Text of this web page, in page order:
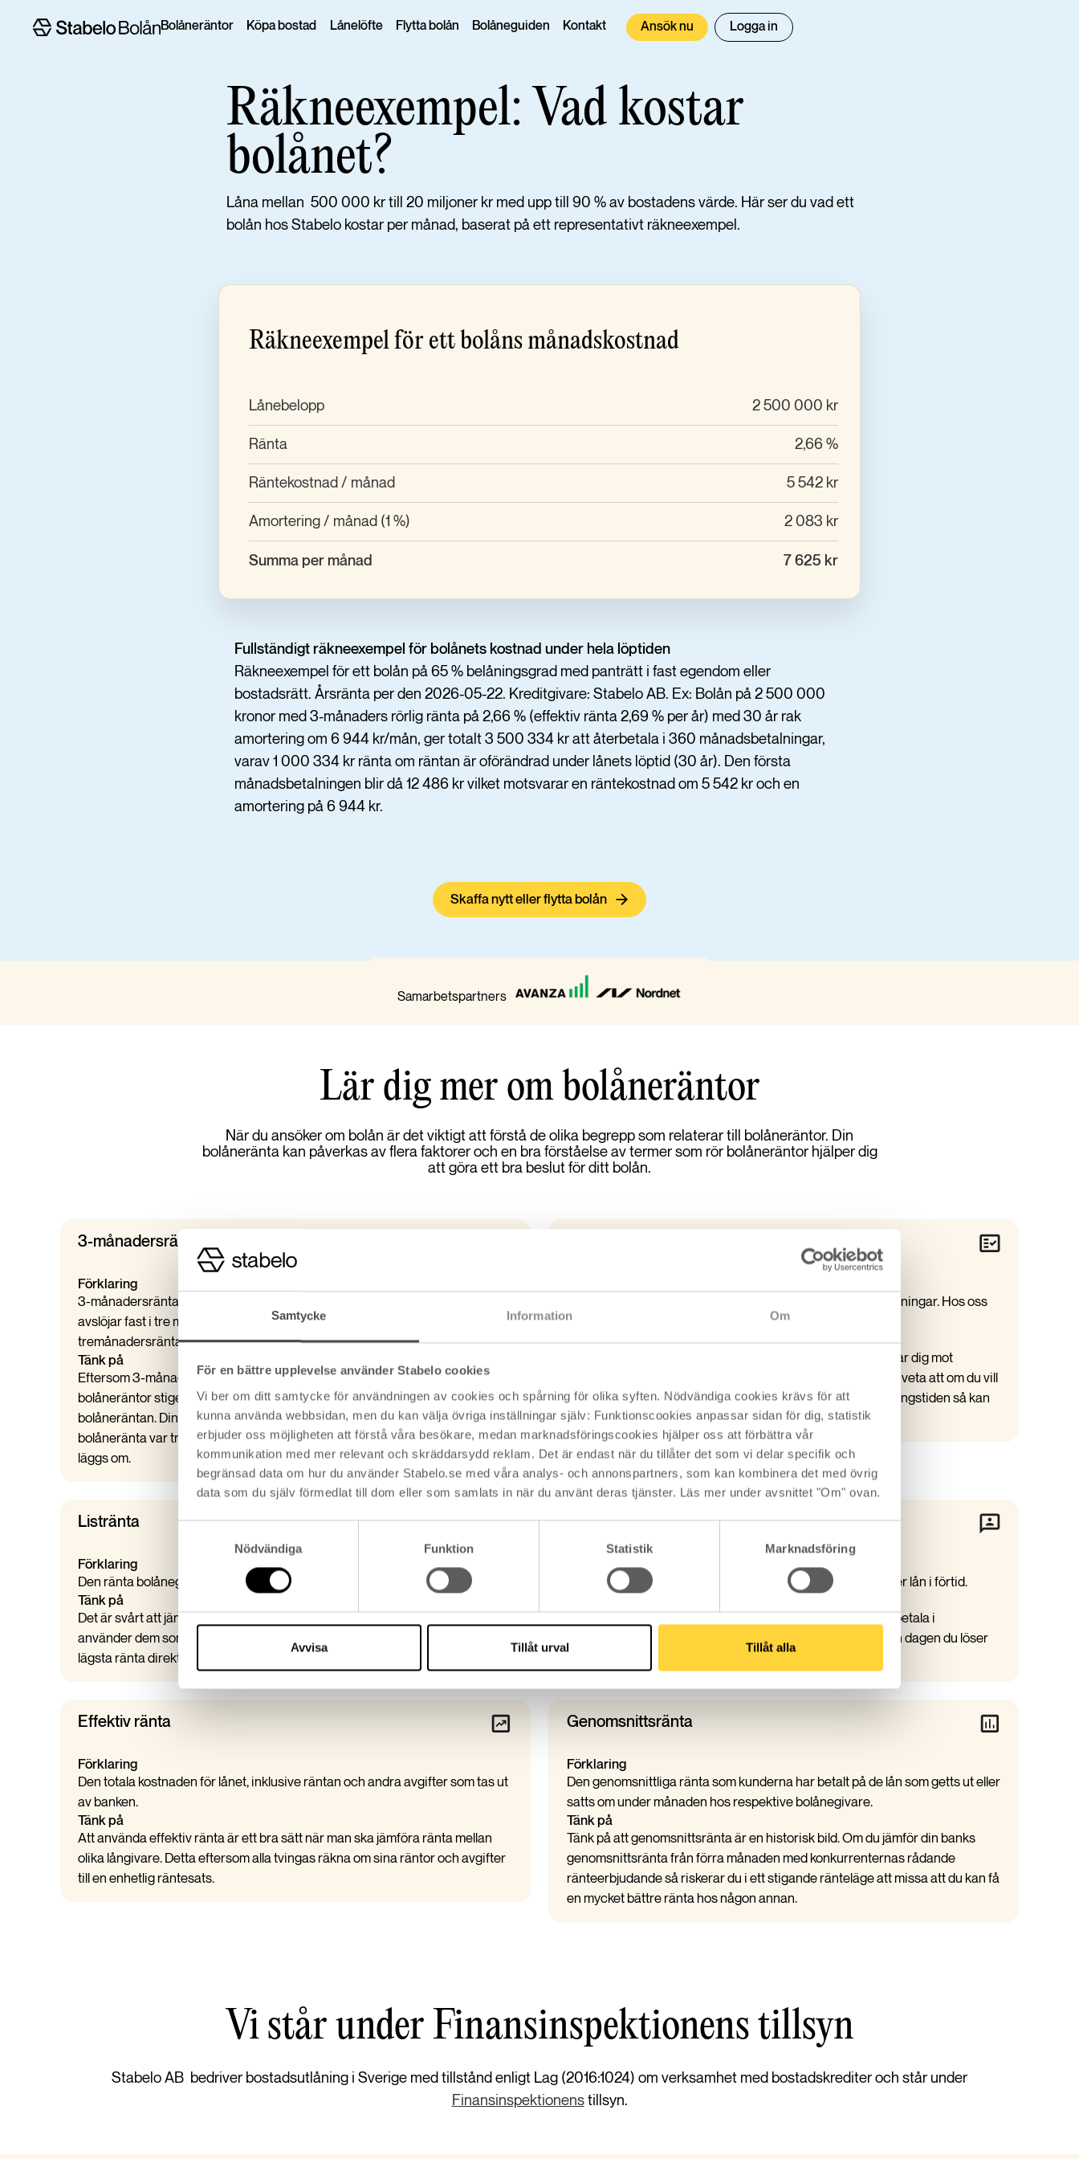
Samtycke Information Om
För en bättre upplevelse använder Stabelo cookies
Vi ber om ditt samtycke för användningen av cookies och spårning för olika syften. Nödvändiga cookies krävs för att
kunna använda webbsidan, men du kan välja övriga inställningar själv: Funktionscookies anpassar sidan för dig, statistik
erbjuder oss möjligheten att förstå våra besökare, medan marknadsföringscookies hjälper oss att förbättra vår
kommunikation med mer relevant och skräddarsydd reklam. Det är endast när du tillåter det som vi delar specifik och
begränsad data om hur du använder Stabelo.se med våra analys- och annonspartners, som kan kombinera det med övrig
data som du själv förmedlat till dom eller som samlats in när du använt deras tjänster. Läs mer under avsnittet "Om" ovan.
Nödvändiga
Funktion Statistik Marknadsföring
Avvisa Tillåt urval Tillåt alla
Bolåneräntor Köpa bostad Lånelöfte Flytta bolån Bolåneguiden Kontakt Ansök nu Logga in
Räkneexempel: Vad kostar
bolånet?
Låna mellan 500 000 kr till 20 miljoner kr med upp till 90 % av bostadens värde. Här ser du vad ett
bolån hos Stabelo kostar per månad, baserat på ett representativt räkneexempel.
Räkneexempel för ett bolåns månadskostnad
Lånebelopp 2 500 000 kr
Ränta 2,66 %
Räntekostnad / månad 5 542 kr
Amortering / månad (1 %) 2 083 kr
Summa per månad 7 625 kr
Fullständigt räkneexempel för bolånets kostnad under hela löptiden
Räkneexempel för ett bolån på 65 % belåningsgrad med panträtt i fast egendom eller
bostadsrätt. Årsränta per den 2026-05-22. Kreditgivare: Stabelo AB. Ex: Bolån på 2 500 000
kronor med 3-månaders rörlig ränta på 2,66 % (effektiv ränta 2,69 % per år) med 30 år rak
amortering om 6 944 kr/mån, ger totalt 3 500 334 kr att återbetala i 360 månadsbetalningar,
varav 1 000 334 kr ränta om räntan är oförändrad under lånets löptid (30 år). Den första
månadsbetalningen blir då 12 486 kr vilket motsvarar en räntekostnad om 5 542 kr och en
amortering på 6 944 kr.
Skaffa nytt eller flytta bolån
Samarbetspartners
Lär dig mer om bolåneräntor
När du ansöker om bolån är det viktigt att förstå de olika begrepp som relaterar till bolåneräntor. Din
bolåneränta kan påverkas av flera faktorer och en bra förståelse av termer som rör bolåneräntor hjälper dig
att göra ett bra beslut för ditt bolån.
3-månadersränta
Förklaring
3-månadersräntan kallas i vardagligt tal rörlig ränta men är som namnet
avslöjar fast i tre månader.
Stabelos boränteindikator
ger dig en prognos vart
tremånadersräntan är på väg.
Tänk på
Eftersom 3-månadersräntan är fast i tre månader kan du i tider då
bolåneräntor stiger eller sjunker se att din ränta skiljer från den aktuella
bolåneräntan. Din ränta kommer automatiskt att läggas om till vår aktuella
bolåneränta var tredje månad. På Mina Sidor kan du se vilket datum din ränta
läggs om.
Du kan binda din bolåneränta för att skydda dig vid räntehöjningar. Hos oss
kan du binda din ränta på 1, 2, 3, 5 och 10 år.
Tänk på
En bunden ränta ger dig en fast månadskostnad och skyddar dig mot
räntehöjningar under bindningstiden. Det är dock viktigt att veta att om du vill
göra extra avbetalningar, flytta ditt bolån eller avsluta bindningstiden så kan
det utgå en kostnad kallad ränteskillnadsersättning.
Listränta
Förklaring
Den ränta bolånegivaren annonserar i skyltfönstret
Tänk på
Det är svårt att jämföra listräntor mellan bolånegivare eftersom vissa
använder dem som utgångspunkt vid förhandling och andra faktiskt visar sin
lägsta ränta direkt.
Ränteskillnadsersättning
Förklaring
En kostnad som du kan behöva betala om du löser ett bunder lån i förtid.
Det går inte på förhand att veta hur mycket du kan behöva betala i
ränteskillnadsersättning då den påverkas av ränteläget den dagen du löser
Effektiv ränta
Förklaring
Den totala kostnaden för lånet, inklusive räntan och andra avgifter som tas ut
av banken.
Tänk på
Att använda effektiv ränta är ett bra sätt när man ska jämföra ränta mellan
olika långivare. Detta eftersom alla tvingas räkna om sina räntor och avgifter
till en enhetlig räntesats.
Genomsnittsränta
Förklaring
Den genomsnittliga ränta som kunderna har betalt på de lån som getts ut eller
satts om under månaden hos respektive bolånegivare.
Tänk på
Tänk på att genomsnittsränta är en historisk bild. Om du jämför din banks
genomsnittsränta från förra månaden med konkurrenternas rådande
ränteerbjudande så riskerar du i ett stigande ränteläge att missa att du kan få
en mycket bättre ränta hos någon annan.
Vi står under Finansinspektionens tillsyn
Stabelo AB bedriver bostadsutlåning i Sverige med tillstånd enligt Lag (2016:1024) om verksamhet med bostadskrediter och står under
Finansinspektionenstillsyn.